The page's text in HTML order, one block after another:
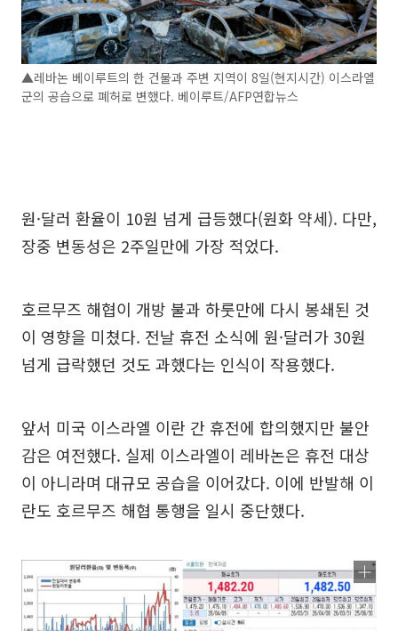
▲레바논 베이루트의 한 건물과 주변 지역이 8일(현지시간) 이스라엘
군의 공습으로 폐허로 변했다. 베이루트/AFP연합뉴스
원·달러 환율이 10원 넘게 급등했다(원화 약세). 다만,
장중 변동성은 2주일만에 가장 적었다.
호르무즈 해협이 개방 불과 하룻만에 다시 봉쇄된 것
이 영향을 미쳤다. 전날 휴전 소식에 원·달러가 30원
넘게 급락했던 것도 과했다는 인식이 작용했다.
앞서 미국 이스라엘 이란 간 휴전에 합의했지만 불안
감은 여전했다. 실제 이스라엘이 레바논은 휴전 대상
이 아니라며 대규모 공습을 이어갔다. 이에 반발해 이
란도 호르무즈 해협 통행을 일시 중단했다.